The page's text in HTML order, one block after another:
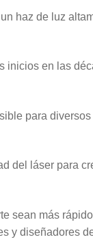
haz de luz
inicios en las
para
del láser para
sean más
y diseñadores